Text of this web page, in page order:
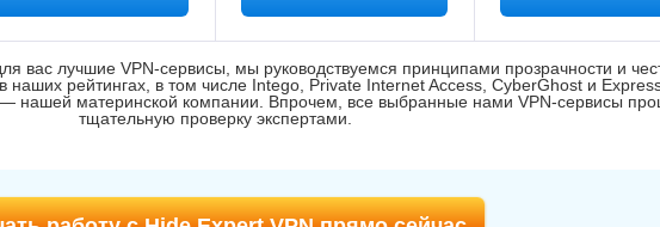
вас лучшие VPN-сервисы, мы руководствуемся принципами прозрачности и
наших рейтингах, в том числе Intego, Private Internet Access, CyberGhost и
нашей материнской компании. Впрочем, все выбранные нами VPN-сервисы
тщательную проверку экспертами.